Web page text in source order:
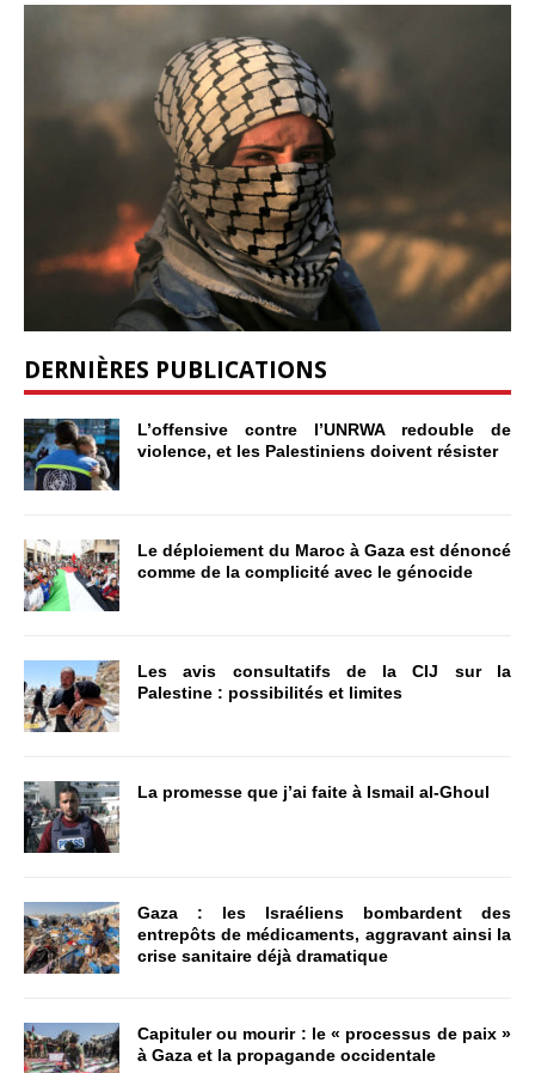
DERNIÈRES PUBLICATIONS
L’offensive contre l’UNRWA redouble de
violence, et les Palestiniens doivent résister
Le déploiement du Maroc à Gaza est dénoncé
comme de la complicité avec le génocide
Les avis consultatifs de la CIJ sur la
Palestine : possibilités et limites
La promesse que j’ai faite à Ismail al-Ghoul
Gaza : les Israéliens bombardent des
entrepôts de médicaments, aggravant ainsi la
crise sanitaire déjà dramatique
Capituler ou mourir : le « processus de paix »
à Gaza et la propagande occidentale